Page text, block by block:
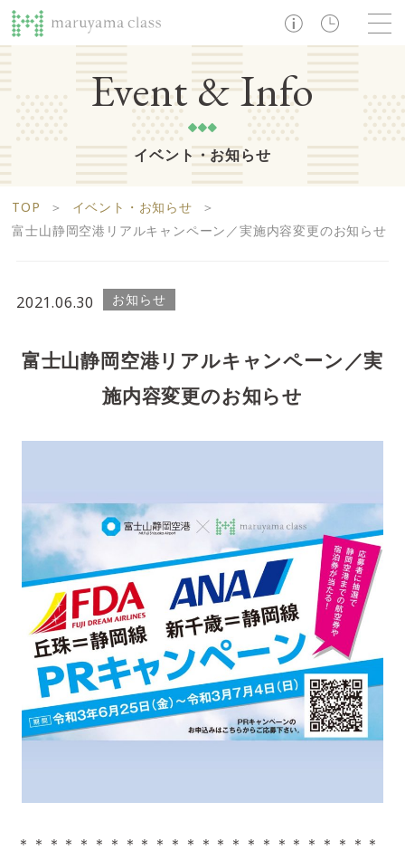
TOP
ショップ レストラン・カフェ ショップニュース
イベント・お知らせ 施設案内 アクセス・営業時間
マルヤマ クラスとは
木曜の市
Zooっと割
求人情報
閉じる
Life support floor
ライフサポートフロア
1F
フードブティックフロア
営業時間 10:00 ~ 20:00
※一部店舗は営業時間が異なります。
2F Fashion & Life style floor
ファッション＆ライフスタイルフロア
営業時間 10:00 ~ 20:00
3F Service & Beauty & Restaurant
floor
サービス＆ビューティー＆レストランフロア
Event & Info
イベント・お知らせ
TOP ＞ イベント・お知らせ
＞
富士山静岡空港リアルキャンペーン／実施内容変更のお知らせ
2021.06.30 お知らせ
富士山静岡空港リアルキャンペーン／実
施内容変更のお知らせ
＊＊＊＊＊＊＊＊＊＊＊＊＊＊＊＊＊＊＊＊＊＊＊＊